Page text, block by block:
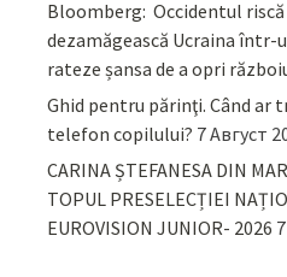
Bloomberg: Occidentul riscă
dezamăgească Ucraina
rateze șansa de a opri
Ghid pentru părinţi. Când ar
telefon copilului? 7 Август
CARINA ȘTEFANESA DIN
TOPUL PRESELECȚIEI
EUROVISION JUNIOR- 2026